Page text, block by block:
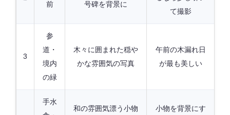
前
号碑を背景に
て撮影
3
参
道・
境内
の緑
木々に囲まれた穏や
かな雰囲気の写真
午前の木漏れ日
が最も美しい
手水
和の雰囲気漂う小物
小物を背景にす